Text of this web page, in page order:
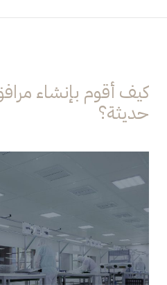
كيف أقوم بإنشاء
حديثة؟